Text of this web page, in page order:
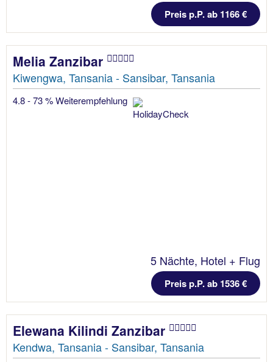
Preis p.P. ab 1166 €
Melia Zanzibar
Kiwengwa, Tansania - Sansibar, Tansania
4.8 - 73 % Weiterempfehlung
5 Nächte, Hotel + Flug
Preis p.P. ab 1536 €
Elewana Kilindi Zanzibar
Kendwa, Tansania - Sansibar, Tansania